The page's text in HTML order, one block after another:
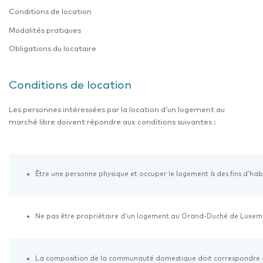
Conditions de location
Modalités pratiques
Obligations du locataire
Conditions de location
Les personnes intéressées par la location d’un logement au
marché libre doivent répondre aux conditions suivantes :
Être une personne physique et occuper le logement à des fins
Ne pas être propriétaire d’un logement au Grand-Duché de
La composition de la communauté domestique doit correspondre